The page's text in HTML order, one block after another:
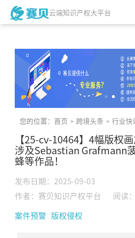
云端知识产权大平台
您的位置： 首页 > 跨境头条 > 行业快
【25-cv-10464】4幅版权
涉及Sebastian Grafmann
蜂等作品！
发布日期：2025-09-03
作者：赛贝知识产权平台
阅读
案件预警 版权侵权